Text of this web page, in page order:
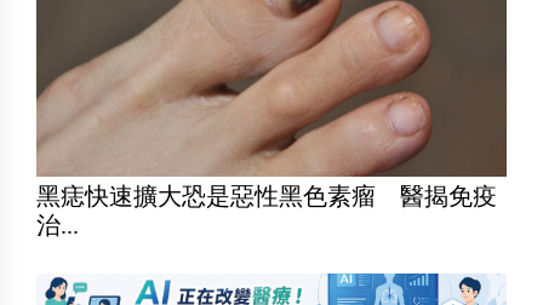
黑痣快速擴大恐是惡性黑色素瘤 醫揭免疫
治...